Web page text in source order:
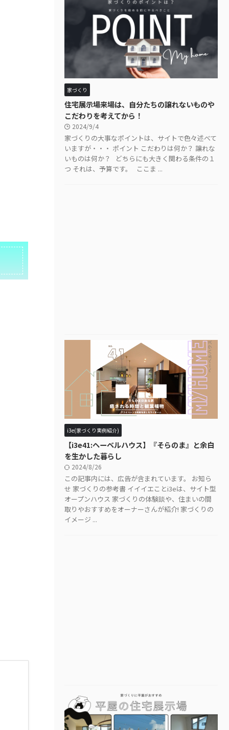
家づくり
住宅展示場来場は、自分たちの譲れないものや
こだわりを考えてから！
2024/9/4
家づくりの大事なポイントは、サイトで色々述べて
いますが・・・ ポイント こだわりは何か？ 譲れな
いものは何か？ どちらにも大きく関わる条件の１
つ それは、予算です。 ここま ...
i3e(家づくり実例紹介)
【i3e41:ヘーベルハウス】『そらのま』と余白
を生かした暮らし
2024/8/26
この記事内には、広告が含まれています。 お知ら
せ 家づくりの参考書 イイイエことi3eは、サイト型
オープンハウス 家づくりの体験談や、住まいの間
取りやおすすめをオーナーさんが紹介! 家づくりの
イメージ ...